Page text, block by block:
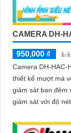
CAMERA DH-
950,000 ₫
Camera DH-HAC-
thiết kế mượt mà với hình
giám sát ban đêm
giám sát với độ